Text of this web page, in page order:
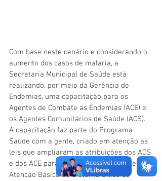
Com base neste cenário e considerando o
aumento dos casos de malária, a
Secretaria Municipal de Saúde está
realizando, por meio da Gerência de
Endemias, uma capacitação para os
Agentes de Combate as Endemias (ACE) e
os Agentes Comunitários de Saúde (ACS).
A capacitação faz parte do Programa
Saúde com a gente, criado em atenção as
leis que ampliaram as atribuições dos ACS
e dos ACE para fortalecer a política de
Atenção Básica do Sistema Único de